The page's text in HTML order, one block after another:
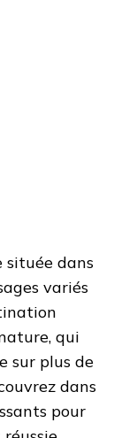
située dans
variés
qui
sur plus de
dans
pour